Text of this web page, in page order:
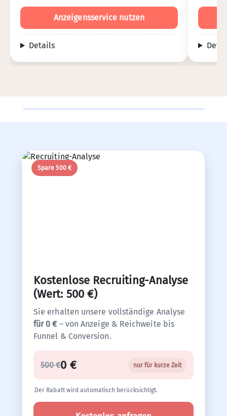
Anzeigensservice nutzen
Details
Spare 500 €
Kostenlose Recruiting-Analyse
(Wert: 500 €)
Sie erhalten unsere vollständige Analyse
für 0 €– von Anzeige & Reichweite bis
Funnel & Conversion.
500 €0 € nur für kurze Zeit
Der Rabatt wird automatisch berücksichtigt.